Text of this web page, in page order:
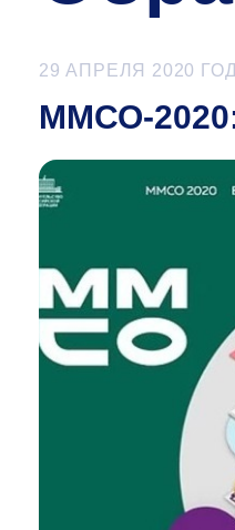
29 АПРЕЛЯ 2020
ММСО-